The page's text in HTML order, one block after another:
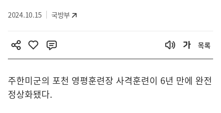
2024.10.15 국방부
목록
주한미군의 포천 영평훈련장 사격훈련이 6년 만에 완전
정상화됐다.